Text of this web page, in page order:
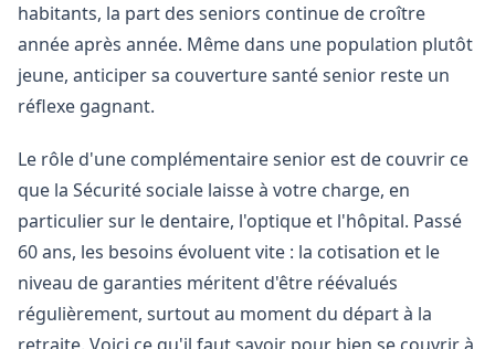
habitants, la part des seniors continue de croître
année après année. Même dans une population plutôt
jeune, anticiper sa couverture santé senior reste un
réflexe gagnant.
Le rôle d'une complémentaire senior est de couvrir ce
que la Sécurité sociale laisse à votre charge, en
particulier sur le dentaire, l'optique et l'hôpital. Passé
60 ans, les besoins évoluent vite : la cotisation et le
niveau de garanties méritent d'être réévalués
régulièrement, surtout au moment du départ à la